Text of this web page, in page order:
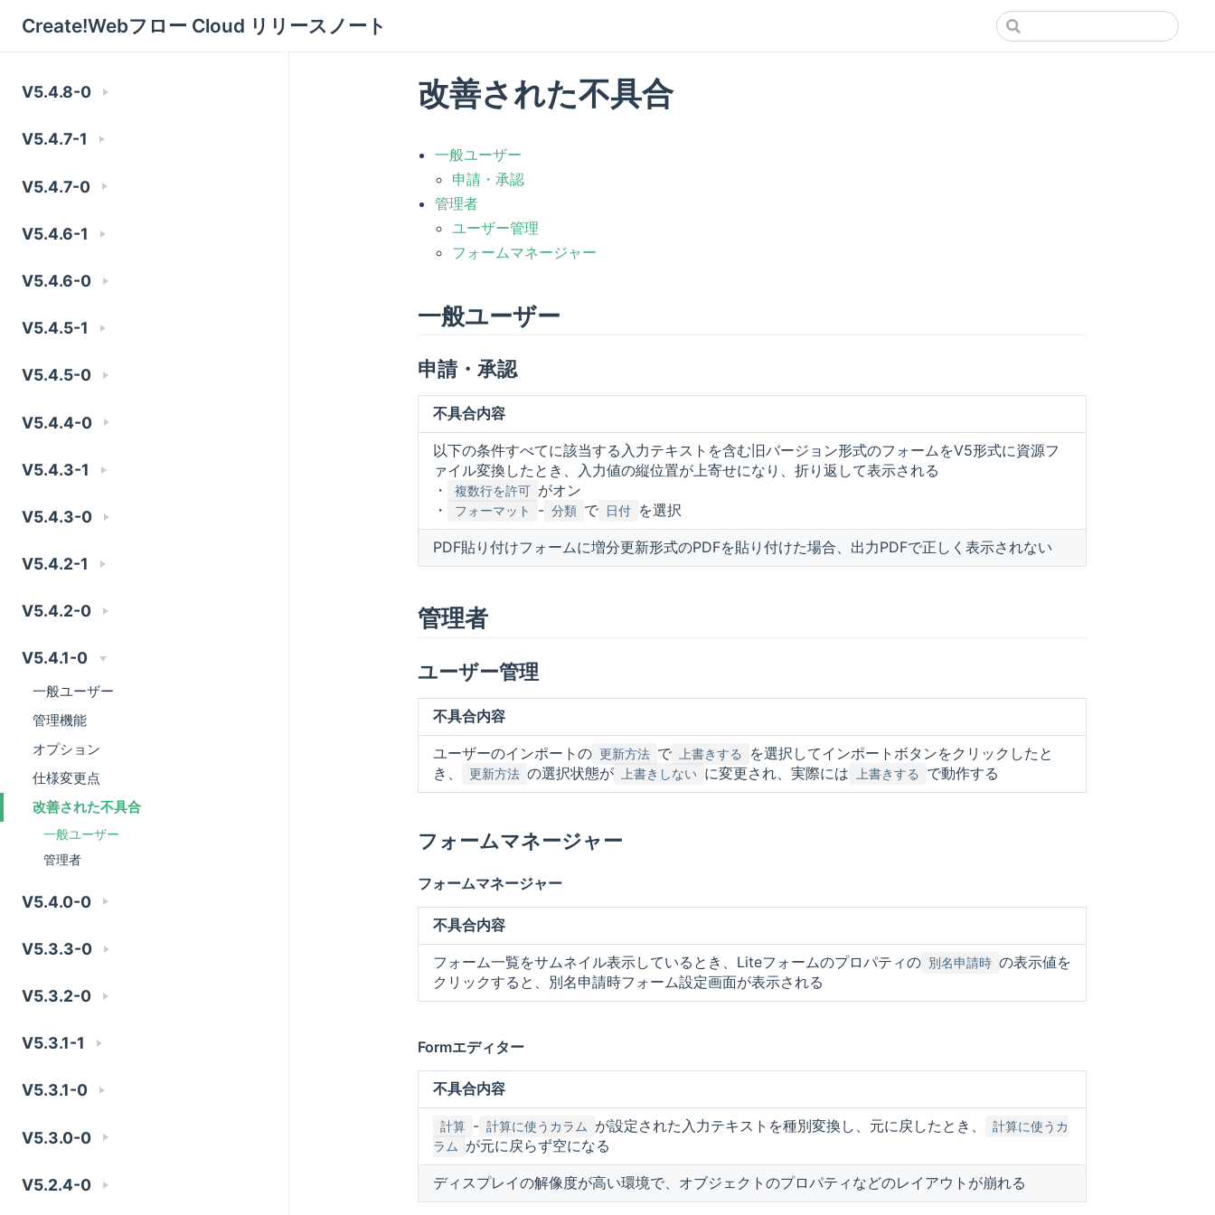
Create!Webフロー Cloud リリースノート
V5.4.8-0
V5.4.7-1
V5.4.7-0
V5.4.6-1
V5.4.6-0
V5.4.5-1
V5.4.5-0
V5.4.4-0
V5.4.3-1
V5.4.3-0
V5.4.2-1
V5.4.2-0
V5.4.1-0
一般ユーザー
管理機能
オプション
仕様変更点
改善された不具合
一般ユーザー
管理者
V5.4.0-0
V5.3.3-0
V5.3.2-0
V5.3.1-1
V5.3.1-0
V5.3.0-0
V5.2.4-0
改善された不具合
一般ユーザー
申請・承認
管理者
ユーザー管理
フォームマネージャー
一般ユーザー
申請・承認
不具合内容
以下の条件すべてに該当する入力テキストを含む旧バージョン形式のフォームをV5形式に資源フ
ァイル変換したとき、入力値の縦位置が上寄せになり、折り返して表示される
・
複数行を許可 がオン
・
フォーマット - 分類 で 日付 を選択
PDF貼り付けフォームに増分更新形式のPDFを貼り付けた場合、出力PDFで正しく表示されない
管理者
ユーザー管理
不具合内容
ユーザーのインポートの 更新方法 で 上書きする
を選択してインポートボタンをクリックしたと
き、
更新方法 の選択状態が 上書きしない に変更され、実際には 上書きする で動作する
フォームマネージャー
フォームマネージャー
不具合内容
フォーム一覧をサムネイル表示しているとき、Liteフォームのプロパティの 別名申請時 の表示値を
クリックすると、別名申請時フォーム設定画面が表示される
Formエディター
不具合内容
計算 - 計算に使うカラム が設定された入力テキストを種別変換し、元に戻したとき、
計算に使うカ
ラム
が元に戻らず空になる
ディスプレイの解像度が高い環境で、オブジェクトのプロパティなどのレイアウトが崩れる